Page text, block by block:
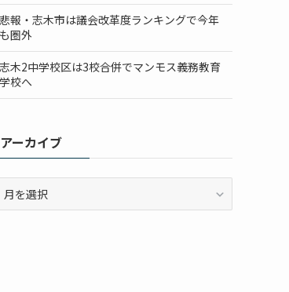
悲報・志木市は議会改革度ランキングで今年
も圏外
志木2中学校区は3校合併でマンモス義務教育
学校へ
アーカイブ